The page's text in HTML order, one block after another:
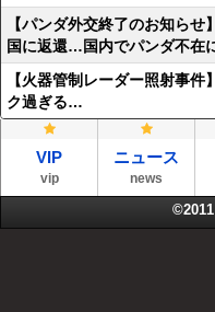
【パンダ外交終了のお知ら
国に返還…国内でパンダ不在
【火器管制レーダー照射事
ク過ぎる…
VIP
vip
ニュース
news
©2011